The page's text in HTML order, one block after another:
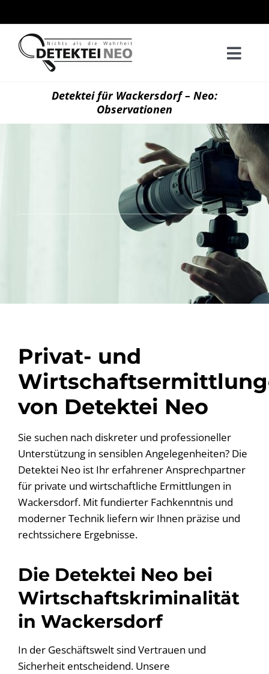
Inhalt
springen
Detektei für Wackersdorf – Neo:
Observationen
Privat- und
von Detektei Neo
Sie suchen nach diskreter und professioneller
Unterstützung in sensiblen Angelegenheiten? Die
Detektei Neo ist Ihr erfahrener Ansprechpartner
für private und wirtschaftliche Ermittlungen in
Wackersdorf. Mit fundierter Fachkenntnis und
moderner Technik liefern wir Ihnen präzise und
rechtssichere Ergebnisse.
Die Detektei Neo bei
Wirtschaftskriminalität
in Wackersdorf
In der Geschäftswelt sind Vertrauen und
Sicherheit entscheidend. Unsere